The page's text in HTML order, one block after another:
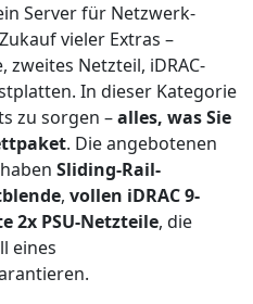
Server für Netzwerk-
vieler Extras –
zweites Netzteil, iDRAC-
In dieser Kategorie
zu sorgen –alles, was Sie
. Die angebotenen
Sliding-Rail-
, vollen iDRAC 9-
2x PSU-Netzteile, die
eines